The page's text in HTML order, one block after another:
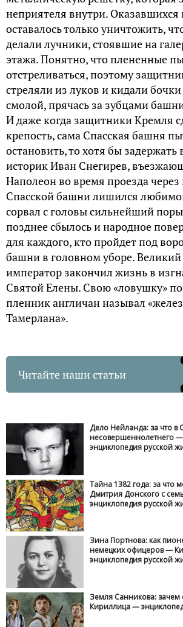
неприятеля внутри. Оказавшихся
оставалось только уничтожить,
делали лучники, стоявшие на
этажа. Понятно, что плененные
отстреливаться, поэтому
стреляли из луков и кидали
смолой, прячась за зубцами
И даже когда защитники Кремля
крепость, сама Спасская башня
остановить, то хотя бы задержать
историк Иван Снегирев,
Наполеон во время проезда через
Спасской башни лишился
сорвал с головы сильнейший
позднее сбылось и народное
для каждого, кто пройдет под
башни в головном уборе.
император закончил жизнь в
Святой Елены. Свою «ловушку»
пленник англичан называл
Тамерлана».
Читайте наши статьи
Дело Нейланда: за что в
несовершеннолетнего
энциклопедия русской
Тайна 1382 года: за что
Дмитрия Донского с
энциклопедия русской
Зина Портнова: как
немецких офицеров —
энциклопедия русской
Земля Санникова: зачем
Кириллица —